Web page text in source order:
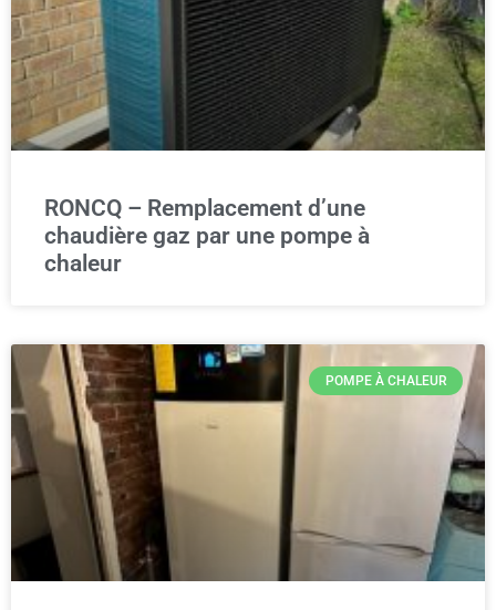
RONCQ – Remplacement d’une
chaudière gaz par une pompe à
chaleur
POMPE À CHALEUR